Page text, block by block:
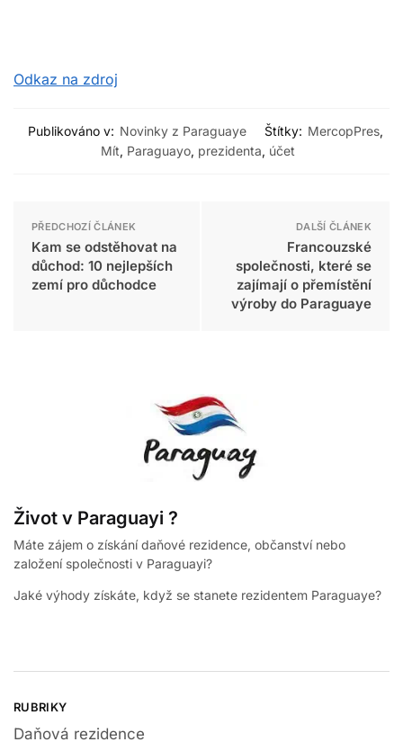
Odkaz na zdroj
Publikováno v: Novinky z Paraguaye Štítky: MercopPres,
Mít, Paraguayo, prezidenta, účet
PŘEDCHOZÍ ČLÁNEK
Kam se odstěhovat na
důchod: 10 nejlepších
zemí pro důchodce
DALŠÍ ČLÁNEK
Francouzské
společnosti, které se
zajímají o přemístění
výroby do Paraguaye
Život v Paraguayi ?
Máte zájem o získání daňové rezidence, občanství nebo
založení společnosti v Paraguayi?
Jaké výhody získáte, když se stanete rezidentem Paraguaye?
RUBRIKY
Daňová rezidence